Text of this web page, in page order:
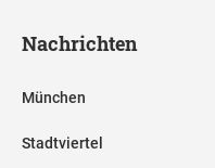
Nachrichten
München
Stadtviertel